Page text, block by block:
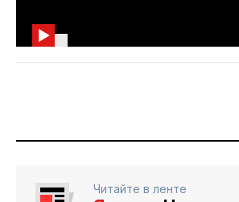
Читайте в ленте